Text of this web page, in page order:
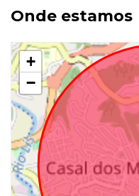
Onde estamos
+
−